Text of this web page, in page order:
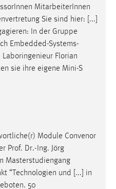
MitarbeiterInnen
Sie sind hier: [...]
In der Gruppe
Embedded-Systems-
Laboringenieur Florian
sie ihre eigene Mini-S
Module Convenor
Prof. Dr.-Ing. Jörg
Masterstudiengang
“Technologien und [...] in
50